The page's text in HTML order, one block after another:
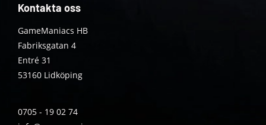
Kontakta oss
GameManiacs HB
Fabriksgatan 4
Entré 31
53160 Lidköping
0705 - 19 02 74